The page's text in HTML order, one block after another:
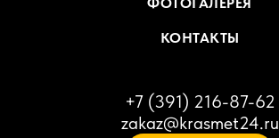
КОНТАКТЫ
+7 (391) 216-87-62
zakaz@krasmet24.ru